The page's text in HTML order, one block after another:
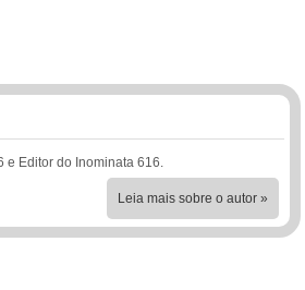
e Editor do Inominata 616.
Leia mais sobre o autor »